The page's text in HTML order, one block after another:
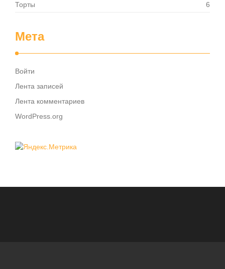
Торты
6
Мета
Войти
Лента записей
Лента комментариев
WordPress.org